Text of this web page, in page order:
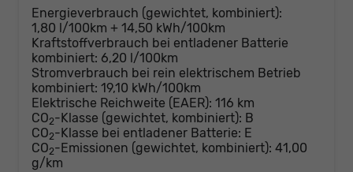
Energieverbrauch (gewichtet, kombiniert):
1,80 l/100km + 14,50 kWh/100km
Kraftstoffverbrauch bei entladener Batterie
kombiniert: 6,20 l/100km
Stromverbrauch bei rein elektrischem Betrieb
kombiniert: 19,10 kWh/100km
Elektrische Reichweite (EAER): 116 km
CO2-Klasse (gewichtet, kombiniert): B
CO2-Klasse bei entladener Batterie: E
CO2-Emissionen (gewichtet, kombiniert): 41,00
g/km